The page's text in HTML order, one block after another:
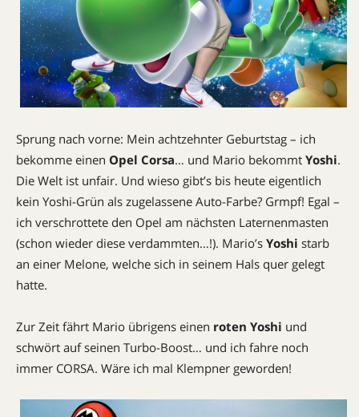
Sprung nach vorne: Mein achtzehnter Geburtstag – ich
bekomme einen Opel Corsa… und Mario bekommt Yoshi.
Die Welt ist unfair. Und wieso gibt’s bis heute eigentlich
kein Yoshi-Grün als zugelassene Auto-Farbe? Grmpf! Egal –
ich verschrottete den Opel am nächsten Laternenmasten
(schon wieder diese verdammten…!). Mario’s Yoshi starb
an einer Melone, welche sich in seinem Hals quer gelegt
hatte.
Zur Zeit fährt Mario übrigens einen roten Yoshi und
schwört auf seinen Turbo-Boost… und ich fahre noch
immer CORSA. Wäre ich mal Klempner geworden!